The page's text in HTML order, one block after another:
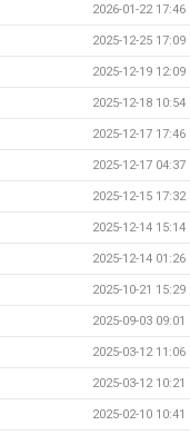
2026-01-22 17:46
2025-12-25 17:09
2025-12-19 12:09
2025-12-18 10:54
2025-12-17 17:46
2025-12-17 04:37
2025-12-15 17:32
2025-12-14 15:14
2025-12-14 01:26
2025-10-21 15:29
2025-09-03 09:01
2025-03-12 11:06
2025-03-12 10:21
2025-02-10 10:41